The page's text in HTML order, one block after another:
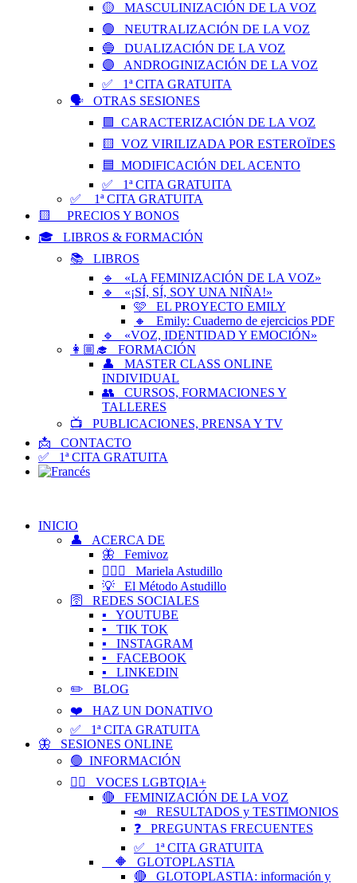
🟡 MASCULINIZACIÓN DE LA VOZ
🟢 NEUTRALIZACIÓN DE LA VOZ
🔵 DUALIZACIÓN DE LA VOZ
🟣 ANDROGINIZACIÓN DE LA VOZ
✅ 1ª CITA GRATUITA
🗣️ OTRAS SESIONES
🟪 CARACTERIZACIÓN DE LA VOZ
🟨 VOZ VIRILIZADA POR ESTEROÏDES
🟦 MODIFICACIÓN DEL ACENTO
✅ 1ª CITA GRATUITA
✅ 1ª CITA GRATUITA
🟨 PRECIOS Y BONOS
🎓 LIBROS & FORMACIÓN
📚 LIBROS
🔹 «LA FEMINIZACIÓN DE LA VOZ»
🔹 «¡SÍ, SÍ, SOY UNA NIÑA!»
🩷 EL PROYECTO EMILY
🔸 Emily: Cuaderno de ejercicios PDF
🔹 «VOZ, IDENTIDAD Y EMOCIÓN»
👩🏼‍🎓 FORMACIÓN
👤 MASTER CLASS ONLINE
INDIVIDUAL
👥 CURSOS, FORMACIONES Y
TALLERES
📺 PUBLICACIONES, PRENSA Y TV
📩 CONTACTO
✅ 1ª CITA GRATUITA
INICIO
👤 ACERCA DE
🦋 Femivoz
👱🏻‍♀️ Mariela Astudillo
💡 El Método Astudillo
🛜 REDES SOCIALES
▪️ YOUTUBE
▪️ TIK TOK
▪️ INSTAGRAM
▪️ FACEBOOK
▪️ LINKEDIN
✏️ BLOG
❤️ HAZ UN DONATIVO
✅ 1ª CITA GRATUITA
🦋 SESIONES ONLINE
🟢 INFORMACIÓN
🏳️‍🌈 VOCES LGBTQIA+
🔴 FEMINIZACIÓN DE LA VOZ
📣 RESULTADOS y TESTIMONIOS
❓ PREGUNTAS FRECUENTES
✅ 1ª CITA GRATUITA
🔶 GLOTOPLASTIA
🔴 GLOTOPLASTIA: información y